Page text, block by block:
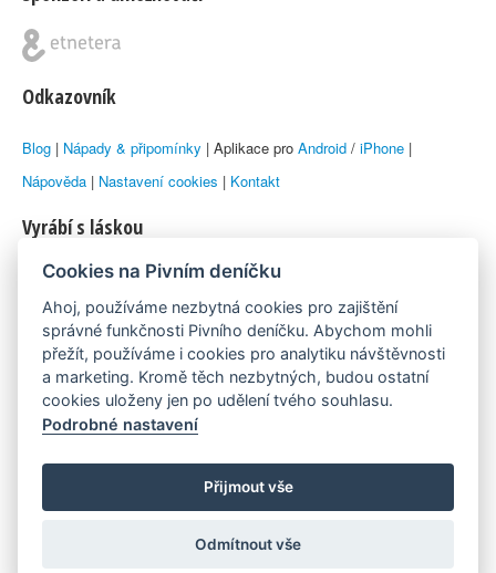
Odkazovník
Blog | Nápady & připomínky | Aplikace pro Android / iPhone |
Nápověda | Nastavení cookies | Kontakt
Vyrábí s láskou
© 2010–2026 byLukáš Zemanaka Emka
Máme rádi
Pivní.info
Poznámka pod čarou
Pivní deníček je nezávislý zdroj, který není spjat s žádným
konkrétním pivovarem ani restaurací. Názory uživatelů nemusí nutně
reprezentovat názory tvůrců Deníčku.
Cookies na Pivním deníčku
Ahoj, používáme nezbytná cookies pro zajištění
správné funkčnosti Pivního deníčku. Abychom mohli
přežít, používáme i cookies pro analytiku návštěvnosti
a marketing. Kromě těch nezbytných, budou ostatní
cookies uloženy jen po udělení tvého souhlasu.
Podrobné nastavení
Přijmout vše
Odmítnout vše